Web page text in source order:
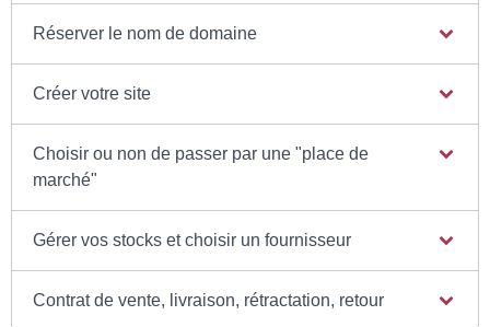
Réserver le nom de domaine
Créer votre site
Choisir ou non de passer par une "place de
marché"
Gérer vos stocks et choisir un fournisseur
Contrat de vente, livraison, rétractation, retour